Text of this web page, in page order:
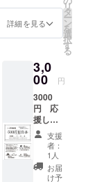
ます。 こちらの
クーポンなどの
詳細を見る
リ
タ
ー
ン
を
選
択
す
る
3,0
00 円
3000
円 応
援して
いただ
けるお
客様 本
当にあ
りがと
支援
者：
1人
お届
け予